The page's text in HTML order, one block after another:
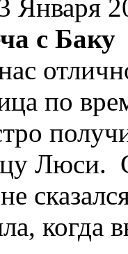
Января
с Баку
по
Люси.
когда